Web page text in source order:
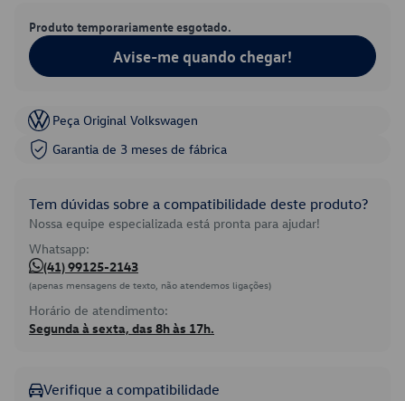
Produto temporariamente esgotado.
Avise-me quando chegar!
Peça Original Volkswagen
Garantia de 3 meses de fábrica
Tem dúvidas sobre a compatibilidade deste produto?
Nossa equipe especializada está pronta para ajudar!
Whatsapp:
(41) 99125-2143
(apenas mensagens de texto, não atendemos ligações)
Horário de atendimento:
Segunda à sexta, das 8h às 17h.
Verifique a compatibilidade